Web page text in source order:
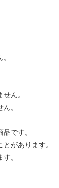
ん。
。
です。
があります。
。